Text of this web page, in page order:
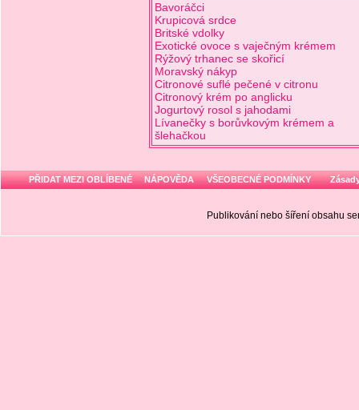
Bavoráčci
Krupicová srdce
Britské vdolky
Exotické ovoce s vaječným krémem
Rýžový trhanec se skořicí
Moravský nákyp
Citronové suflé pečené v citronu
Citronový krém po anglicku
Jogurtový rosol s jahodami
Lívanečky s borůvkovým krémem a
šlehačkou
PŘIDAT MEZI OBLÍBENÉ NÁPOVĚDA VŠEOBECNÉ PODMÍNKY
Publikování nebo šíření obsahu